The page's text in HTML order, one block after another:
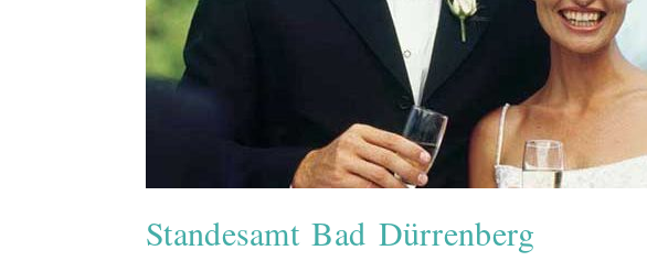
Standesamt Bad Dürrenberg